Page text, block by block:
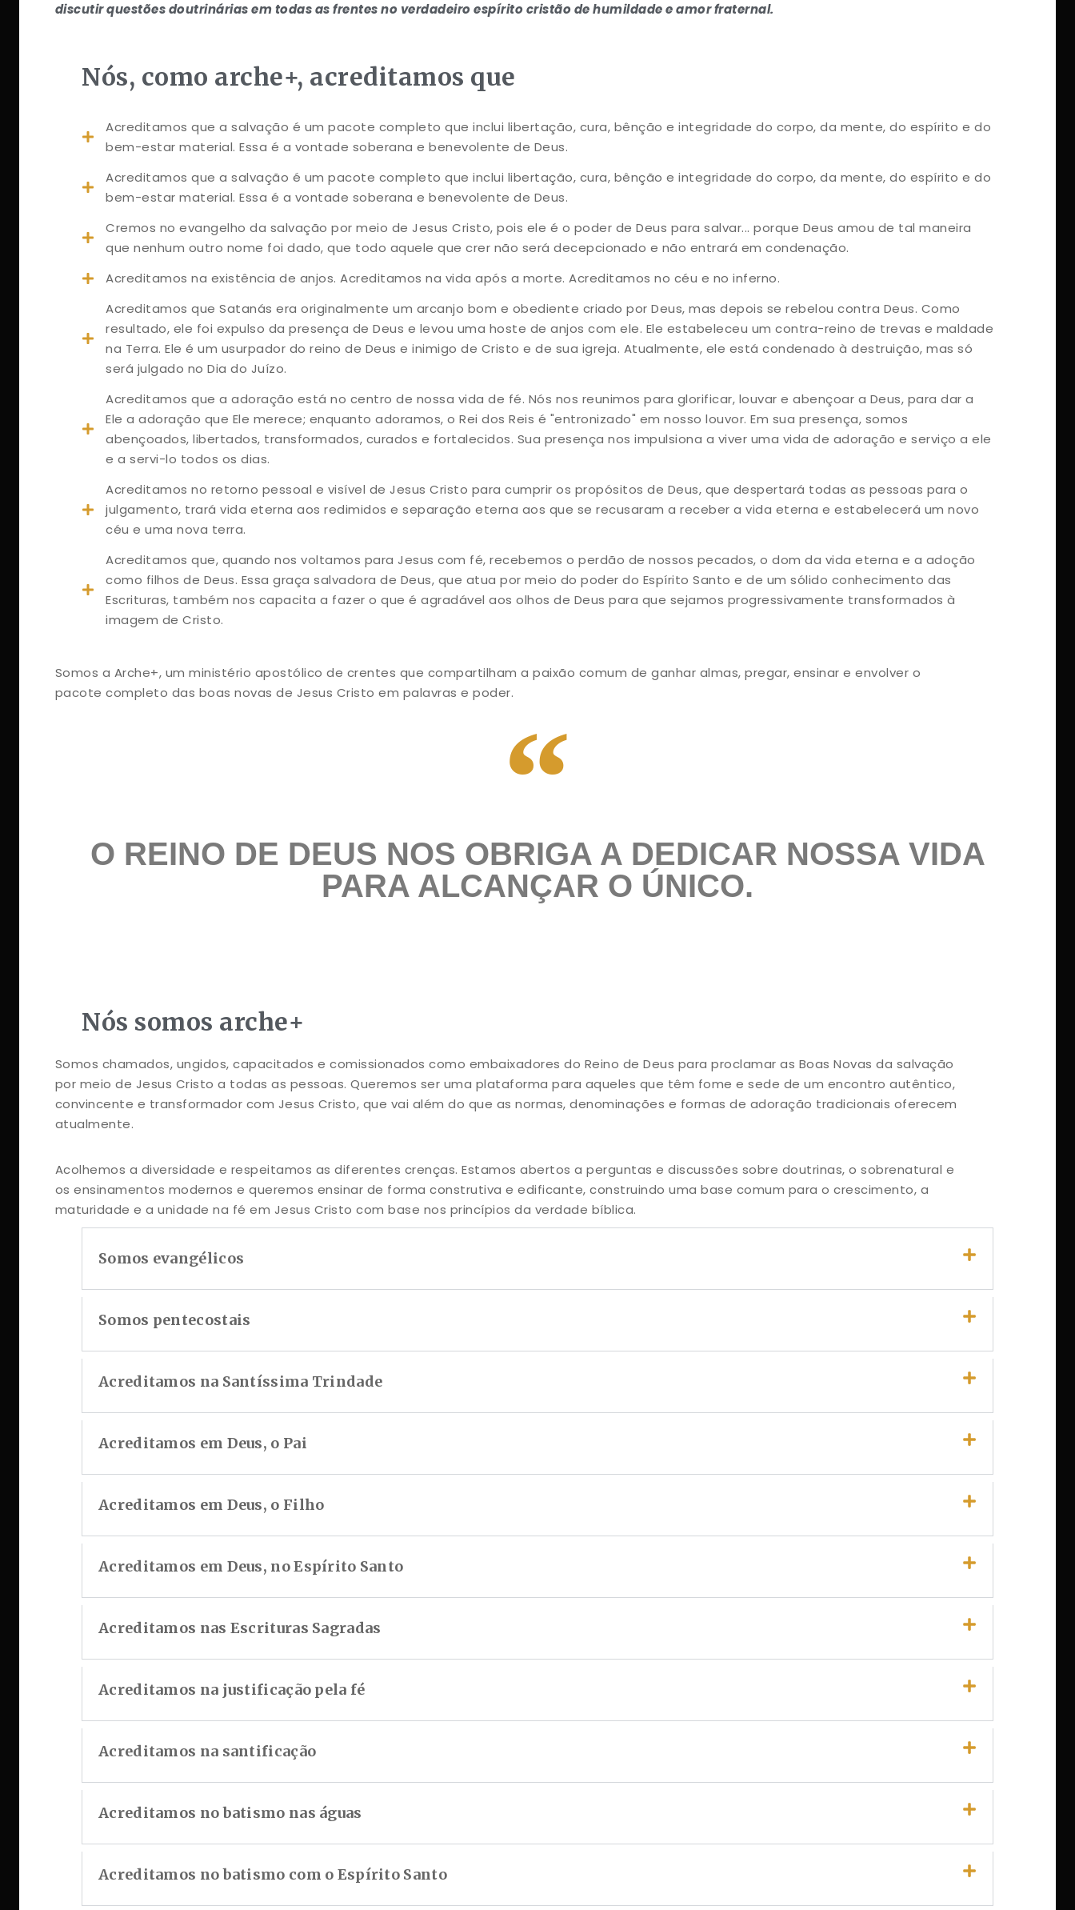
discutir questões doutrinárias em todas as frentes no verdadeiro espírito cristão de humildade e amor fraternal.
Nós, como arche+, acreditamos que
Acreditamos que a salvação é um pacote completo que inclui libertação, cura, bênção e integridade do corpo, da mente, do espírito e do
bem-estar material. Essa é a vontade soberana e benevolente de Deus.
Acreditamos que a salvação é um pacote completo que inclui libertação, cura, bênção e integridade do corpo, da mente, do espírito e do
bem-estar material. Essa é a vontade soberana e benevolente de Deus.
Cremos no evangelho da salvação por meio de Jesus Cristo, pois ele é o poder de Deus para salvar... porque Deus amou de tal maneira
que nenhum outro nome foi dado, que todo aquele que crer não será decepcionado e não entrará em condenação.
Acreditamos na existência de anjos. Acreditamos na vida após a morte. Acreditamos no céu e no inferno.
Acreditamos que Satanás era originalmente um arcanjo bom e obediente criado por Deus, mas depois se rebelou contra Deus. Como
resultado, ele foi expulso da presença de Deus e levou uma hoste de anjos com ele. Ele estabeleceu um contra-reino de trevas e maldade
na Terra. Ele é um usurpador do reino de Deus e inimigo de Cristo e de sua igreja. Atualmente, ele está condenado à destruição, mas só
será julgado no Dia do Juízo.
Acreditamos que a adoração está no centro de nossa vida de fé. Nós nos reunimos para glorificar, louvar e abençoar a Deus, para dar a
Ele a adoração que Ele merece; enquanto adoramos, o Rei dos Reis é "entronizado" em nosso louvor. Em sua presença, somos
abençoados, libertados, transformados, curados e fortalecidos. Sua presença nos impulsiona a viver uma vida de adoração e serviço a ele
e a servi-lo todos os dias.
Acreditamos no retorno pessoal e visível de Jesus Cristo para cumprir os propósitos de Deus, que despertará todas as pessoas para o
julgamento, trará vida eterna aos redimidos e separação eterna aos que se recusaram a receber a vida eterna e estabelecerá um novo
céu e uma nova terra.
Acreditamos que, quando nos voltamos para Jesus com fé, recebemos o perdão de nossos pecados, o dom da vida eterna e a adoção
como filhos de Deus. Essa graça salvadora de Deus, que atua por meio do poder do Espírito Santo e de um sólido conhecimento das
Escrituras, também nos capacita a fazer o que é agradável aos olhos de Deus para que sejamos progressivamente transformados à
imagem de Cristo.
Somos a Arche+, um ministério apostólico de crentes que compartilham a paixão comum de ganhar almas, pregar, ensinar e envolver o
pacote completo das boas novas de Jesus Cristo em palavras e poder.
O REINO DE DEUS NOS OBRIGA A DEDICAR NOSSA VIDA
PARA ALCANÇAR O ÚNICO.
Nós somos arche+
Somos chamados, ungidos, capacitados e comissionados como embaixadores do Reino de Deus para proclamar as Boas Novas da salvação
por meio de Jesus Cristo a todas as pessoas. Queremos ser uma plataforma para aqueles que têm fome e sede de um encontro autêntico,
convincente e transformador com Jesus Cristo, que vai além do que as normas, denominações e formas de adoração tradicionais oferecem
atualmente.
Acolhemos a diversidade e respeitamos as diferentes crenças. Estamos abertos a perguntas e discussões sobre doutrinas, o sobrenatural e
os ensinamentos modernos e queremos ensinar de forma construtiva e edificante, construindo uma base comum para o crescimento, a
maturidade e a unidade na fé em Jesus Cristo com base nos princípios da verdade bíblica.
Somos evangélicos
Somos pentecostais
Acreditamos na Santíssima Trindade
Acreditamos em Deus, o Pai
Acreditamos em Deus, o Filho
Acreditamos em Deus, no Espírito Santo
Acreditamos nas Escrituras Sagradas
Acreditamos na justificação pela fé
Acreditamos na santificação
Acreditamos no batismo nas águas
Acreditamos no batismo com o Espírito Santo